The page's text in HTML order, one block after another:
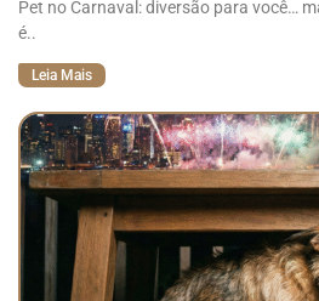
Pet no Carnaval: diversão para você…
é..
Leia Mais